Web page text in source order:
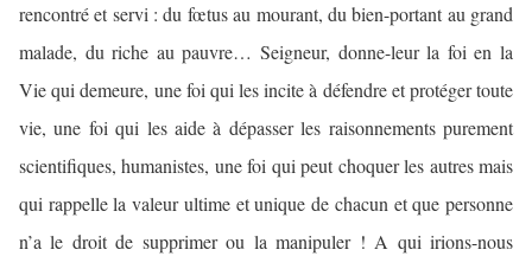
rencontré et servi : du fœtus au mourant, du bien-portant au grand
malade, du riche au pauvre… Seigneur, donne-leur la foi en la
Vie qui demeure, une foi qui les incite à défendre et protéger toute
vie, une foi qui les aide à dépasser les raisonnements purement
scientifiques, humanistes, une foi qui peut choquer les autres mais
qui rappelle la valeur ultime et unique de chacun et que personne
n’a le droit de supprimer ou la manipuler ! A qui irions-nous